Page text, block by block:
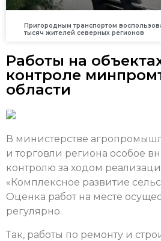
Пригородным транспортом
тысяч жителей северных регионов
Работы на
контроле
области
В министерстве
и торговли региона особое
контролю за ходом
«Комплексное развитие
Оценка работ на месте
регулярно.
Так, работы по ремонту и